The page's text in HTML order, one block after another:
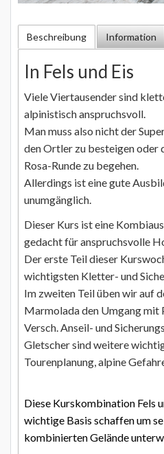
Beschreibung Information
In Fels und Eis
Viele Viertausender sind
alpinistisch anspruchsvoll.
Man muss also nicht der
den Ortler zu besteigen oder
Rosa-Runde zu begehen.
Allerdings ist eine gute
unumgänglich.
Dieser Kurs ist eine
gedacht für anspruchsvolle
Der erste Teil dieser
wichtigsten Kletter- und
Im zweiten Teil üben wir auf
Marmolada den Umgang mit
Versch. Anseil- und
Gletscher sind weitere
Tourenplanung, alpine
Diese Kurskombination Fels
wichtige Basis schaffen um
kombinierten Gelände